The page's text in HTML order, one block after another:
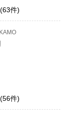
(63件)
(56件)